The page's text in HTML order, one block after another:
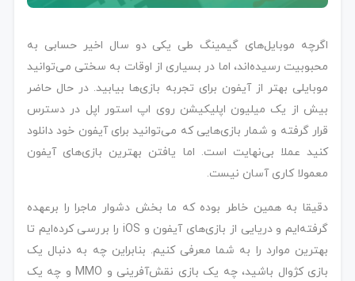
اگرچه موبایل‌های گیمینگ طی یکی دو سال اخیر حسابی به
محبوبیت رسیده‌اند، اما در بسیاری از اوقات به سختی می‌توانید
موبایلی بهتر از آیفون برای تجربه بازی‌ها بیابید. در حال حاضر
بیش از یک میلیون اپلیکیشن روی اپ استور اپل در دسترس
قرار گرفته و شمار بازی‌هایی که می‌توانید برای آیفون خود دانلود
کنید عملا بی‌نهایت است. اما یافتن بهترین بازی‌های آیفون
معمولا کاری آسان نیست.
دقیقا به همین خاطر بوده که ما بخش دشوار ماجرا را برعهده
گرفته‌ایم و دریایی از بازی‌های آیفون و iOS را بررسی کرده‌ایم تا
بهترین موارد را به شما معرفی کنیم. بنابراین چه به دنبال یک
بازی کژوال باشید، چه یک بازی نقش‌آفرینی و MMO و چه یک